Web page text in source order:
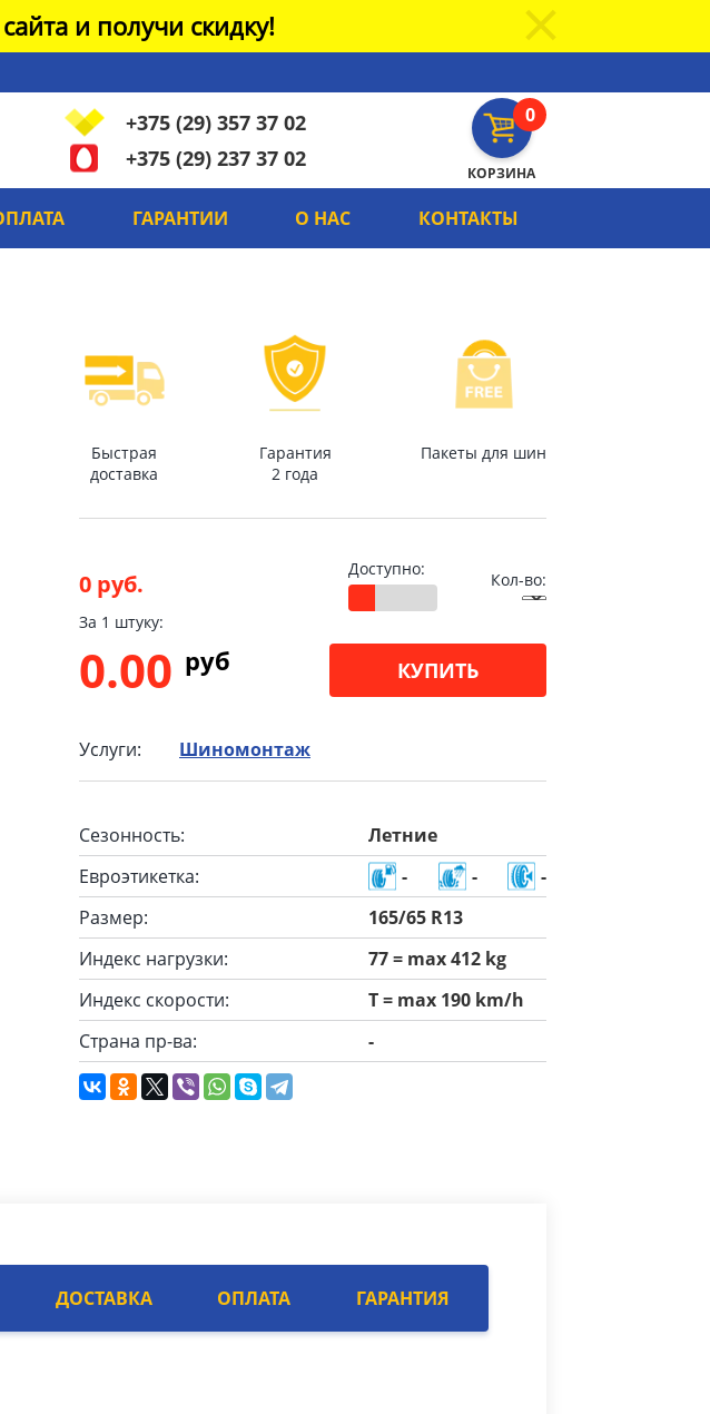
и получи скидку!
0
КОРЗИНА
+375 (29) 357 37 02
+375 (29) 237 37 02
ГАРАНТИИ О НАС КОНТАКТЫ
Быстрая
доставка
Гарантия
2 года
Пакеты для шин
0 руб.
Доступно:
Кол-во:
За 1 штуку:
0.00 pуб КУПИТЬ
Услуги: Шиномонтаж
Сезонность:
Летние
Евроэтикетка:
- -
-
Размер:
165/65 R13
Индекс нагрузки:
77 = max 412 kg
Индекс скорости:
T = max 190 km/h
Страна пр-ва:
-
ДОСТАВКА ОПЛАТА ГАРАНТИЯ